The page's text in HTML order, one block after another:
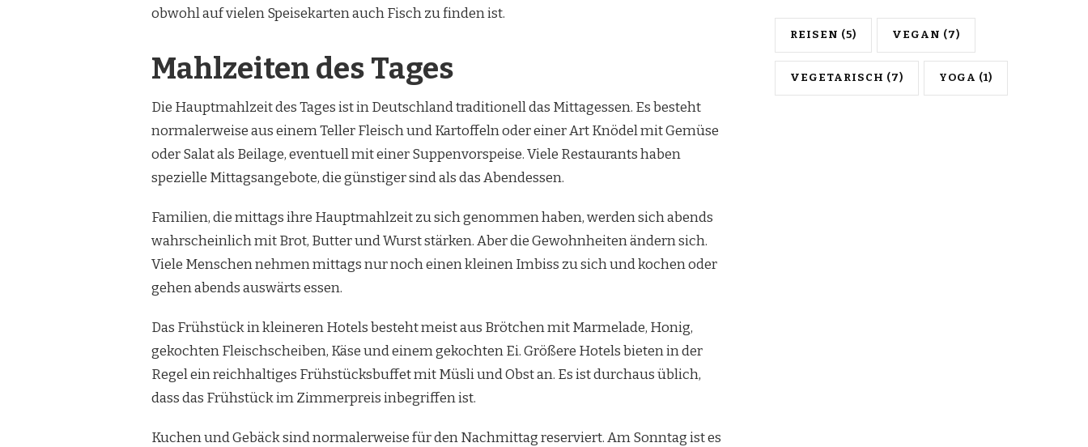
obwohl auf vielen Speisekarten auch Fisch zu finden ist.
Mahlzeiten des Tages
Die Hauptmahlzeit des Tages ist in Deutschland traditionell das Mittagessen. Es besteht
normalerweise aus einem Teller Fleisch und Kartoffeln oder einer Art Knödel mit Gemüse
oder Salat als Beilage, eventuell mit einer Suppenvorspeise. Viele Restaurants haben
spezielle Mittagsangebote, die günstiger sind als das Abendessen.
Familien, die mittags ihre Hauptmahlzeit zu sich genommen haben, werden sich abends
wahrscheinlich mit Brot, Butter und Wurst stärken. Aber die Gewohnheiten ändern sich.
Viele Menschen nehmen mittags nur noch einen kleinen Imbiss zu sich und kochen oder
gehen abends auswärts essen.
Das Frühstück in kleineren Hotels besteht meist aus Brötchen mit Marmelade, Honig,
gekochten Fleischscheiben, Käse und einem gekochten Ei. Größere Hotels bieten in der
Regel ein reichhaltiges Frühstücksbuffet mit Müsli und Obst an. Es ist durchaus üblich,
dass das Frühstück im Zimmerpreis inbegriffen ist.
Kuchen und Gebäck sind normalerweise für den Nachmittag reserviert. Am Sonntag ist es
REISEN (5) VEGAN (7)
VEGETARISCH (7) YOGA (1)